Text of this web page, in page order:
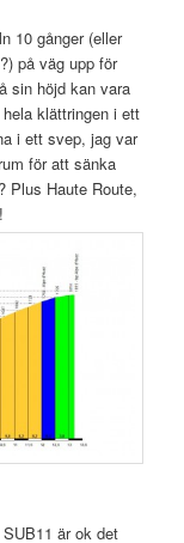
10 gånger (eller
på väg upp för
sin höjd kan vara
klättringen i ett
i ett svep, jag var
för att sänka
Plus Haute Route,
är ok det